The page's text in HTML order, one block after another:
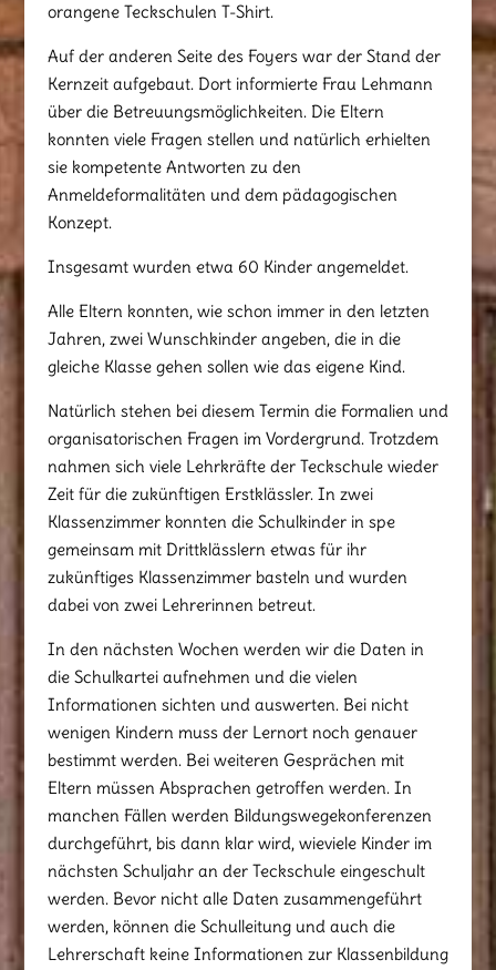
orangene Teckschulen T-Shirt.
Auf der anderen Seite des Foyers war der Stand der
Kernzeit aufgebaut. Dort informierte Frau Lehmann
über die Betreuungsmöglichkeiten. Die Eltern
konnten viele Fragen stellen und natürlich erhielten
sie kompetente Antworten zu den
Anmeldeformalitäten und dem pädagogischen
Konzept.
Insgesamt wurden etwa 60 Kinder angemeldet.
Alle Eltern konnten, wie schon immer in den letzten
Jahren, zwei Wunschkinder angeben, die in die
gleiche Klasse gehen sollen wie das eigene Kind.
Natürlich stehen bei diesem Termin die Formalien und
organisatorischen Fragen im Vordergrund. Trotzdem
nahmen sich viele Lehrkräfte der Teckschule wieder
Zeit für die zukünftigen Erstklässler. In zwei
Klassenzimmer konnten die Schulkinder in spe
gemeinsam mit Drittklässlern etwas für ihr
zukünftiges Klassenzimmer basteln und wurden
dabei von zwei Lehrerinnen betreut.
In den nächsten Wochen werden wir die Daten in
die Schulkartei aufnehmen und die vielen
Informationen sichten und auswerten. Bei nicht
wenigen Kindern muss der Lernort noch genauer
bestimmt werden. Bei weiteren Gesprächen mit
Eltern müssen Absprachen getroffen werden. In
manchen Fällen werden Bildungswegekonferenzen
durchgeführt, bis dann klar wird, wieviele Kinder im
nächsten Schuljahr an der Teckschule eingeschult
werden. Bevor nicht alle Daten zusammengeführt
werden, können die Schulleitung und auch die
Lehrerschaft keine Informationen zur Klassenbildung